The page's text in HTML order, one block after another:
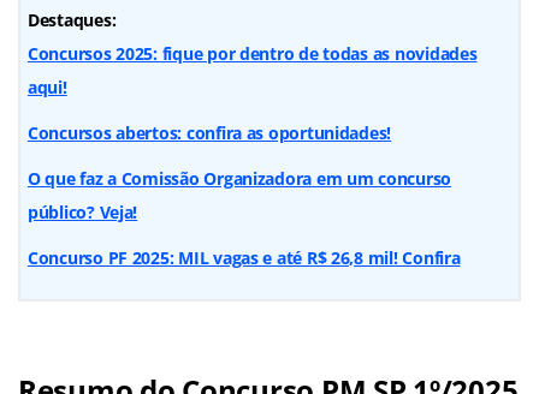
Destaques:
Concursos 2025: fique por dentro de todas as novidades
aqui!
Concursos abertos: confira as oportunidades!
O que faz a Comissão Organizadora em um concurso
público? Veja!
Concurso PF 2025: MIL vagas e até R$ 26,8 mil! Confira